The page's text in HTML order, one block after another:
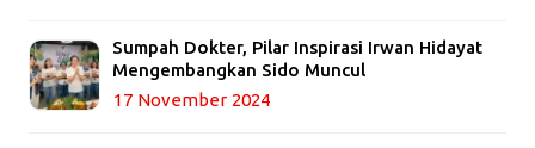
Sumpah Dokter, Pilar Inspirasi Irwan Hidayat
Mengembangkan Sido Muncul
17 November 2024